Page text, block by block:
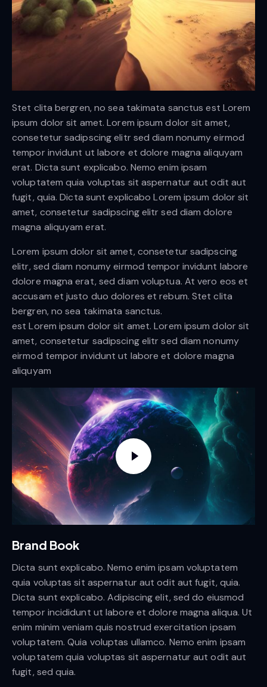
Stet clita bergren, no sea takimata sanctus est Lorem
ipsum dolor sit amet. Lorem ipsum dolor sit amet,
consetetur sadipscing elitr sed diam nonumy eirmod
tempor invidunt ut labore et dolore magna aliquyam
erat. Dicta sunt explicabo. Nemo enim ipsam
voluptatem quia voluptas sit aspernatur aut odit aut
fugit, quia. Dicta sunt explicabo Lorem ipsum dolor sit
amet, consetetur sadipscing elitr sed diam dolore
magna aliquyam erat.
Lorem ipsum dolor sit amet, consetetur sadipscing
elitr, sed diam nonumy eirmod tempor invidunt labore
dolore magna erat, sed diam voluptua. At vero eos et
accusam et justo duo dolores et rebum. Stet clita
bergren, no sea takimata sanctus.
est Lorem ipsum dolor sit amet. Lorem ipsum dolor sit
amet, consetetur sadipscing elitr sed diam nonumy
eirmod tempor invidunt ut labore et dolore magna
aliquyam
Brand Book
Dicta sunt explicabo. Nemo enim ipsam voluptatem
quia voluptas sit aspernatur aut odit aut fugit, quia.
Dicta sunt explicabo. Adipiscing elit, sed do eiusmod
tempor incididunt ut labore et dolore magna aliqua. Ut
enim minim veniam quis nostrud exercitation ipsam
voluptatem. Quia voluptas ullamco. Nemo enim ipsam
voluptatem quia voluptas sit aspernatur aut odit aut
fugit, sed quia.